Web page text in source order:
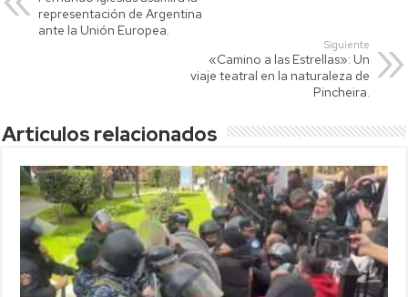
A
p
Li
nk
ar
representación de Argentina
ante la Unión Europea.
Siguiente
«Camino a las Estrellas»: Un
viaje teatral en la naturaleza de
Pincheira.
Articulos relacionados